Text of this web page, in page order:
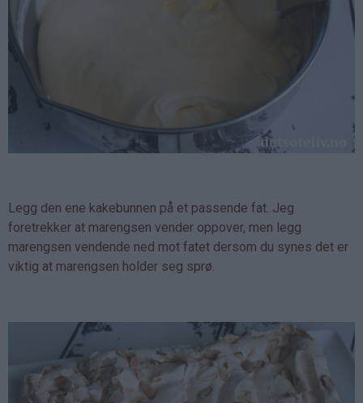
Legg den ene kakebunnen på et passende fat. Jeg
foretrekker at marengsen vender oppover, men legg
marengsen vendende ned mot fatet dersom du synes det er
viktig at marengsen holder seg sprø.